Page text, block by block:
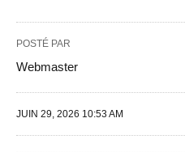
POSTÉ PAR
Webmaster
JUIN 29, 2026 10:53 AM